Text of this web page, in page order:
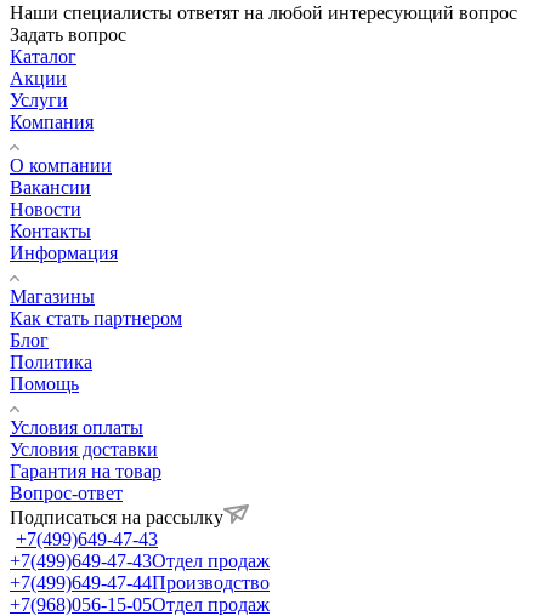
Наши специалисты ответят на любой интересующий вопрос
Задать вопрос
Каталог
Акции
Услуги
Компания
О компании
Вакансии
Новости
Контакты
Информация
Магазины
Как стать партнером
Блог
Политика
Помощь
Условия оплаты
Условия доставки
Гарантия на товар
Вопрос-ответ
Подписаться на рассылку
+7(499)649-47-43
+7(499)649-47-43Отдел продаж
+7(499)649-47-44Производство
+7(968)056-15-05Отдел продаж